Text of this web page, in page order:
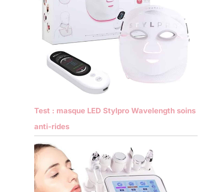
Test : masque LED Stylpro Wavelength soins
anti-rides